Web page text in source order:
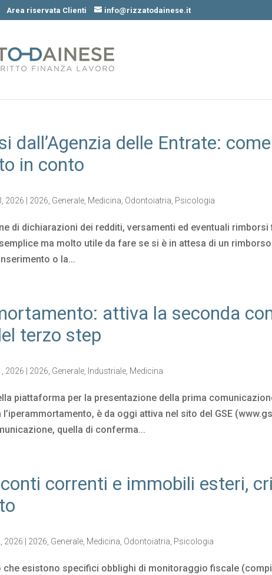
Area riservata Clienti info@rizzatodainese.it
dall’Agenzia delle Entrate:
in conto
2026 2026 Generale Medicina Odontoiatria Psicologia
di dichiarazioni dei redditi, versamenti ed eventuali
ma molto utile da fare se si è in attesa di un
o la...
attiva la seconda
terzo step
2026 2026 Generale Industriale Medicina
piattaforma per la presentazione della prima
è da oggi attiva nel sito del GSE
quella di conferma...
correnti e immobili esteri,
2026 2026 Generale Medicina Odontoiatria Psicologia
che esistono specifici obblighi di monitoraggio fiscale